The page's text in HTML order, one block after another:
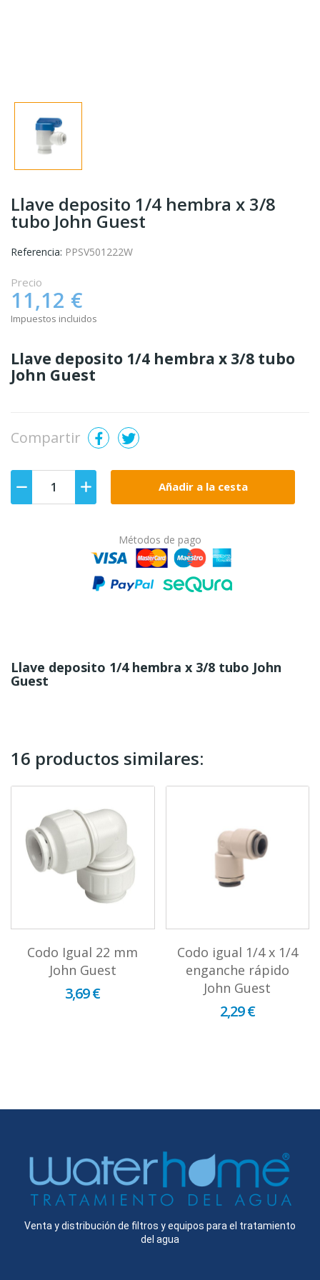
Llave deposito 1/4 hembra x 3/8
tubo John Guest
Referencia: PPSV501222W
Precio
11,12 €
Impuestos incluidos
Llave deposito 1/4 hembra x 3/8 tubo
John Guest
Compartir
Añadir a la cesta
Métodos de pago
Llave deposito 1/4 hembra x 3/8 tubo John
Guest
16 productos similares:
Codo Igual 22 mm
John Guest
3,69 €
Codo igual 1/4 x 1/4
enganche rápido
John Guest
2,29 €
Venta y distribución de filtros y equipos para el tratamiento
del agua